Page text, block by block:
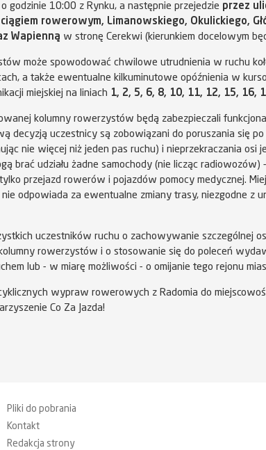
godzinie 10:00 z Rynku, a następnie przejedzie przez
rowerowym, Limanowskiego, Okulickiego,
Wapienną w stronę Cerekwi (kierunkiem docelowym
może spowodować chwilowe utrudnienia w ruchu
a także ewentualne kilkuminutowe opóźnienia w
miejskiej na liniach 1, 2, 5, 6, 8, 10, 11, 12, 15, 16,
kolumny rowerzystów będą zabezpieczali
decyzją uczestnicy są zobowiązani do poruszania się
nie więcej niż jeden pas ruchu) i nieprzekraczania osi
brać udziału żadne samochody (nie licząc radiowozów) -
przejazd rowerów i pojazdów pomocy medycznej.
nie odpowiada za ewentualne zmiany trasy, niezgodne z
uczestników ruchu o zachowywanie szczególnej
rowerzystów i o stosowanie się do poleceń
lub - w miarę możliwości - o omijanie tego rejonu
wypraw rowerowych z Radomia do
Co Za Jazda!
Pliki do pobrania
Kontakt
Redakcja strony